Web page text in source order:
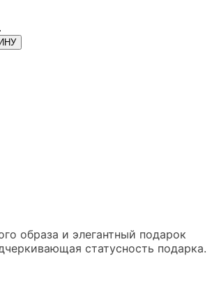
образа и элегантный подарок
статусность подарка.